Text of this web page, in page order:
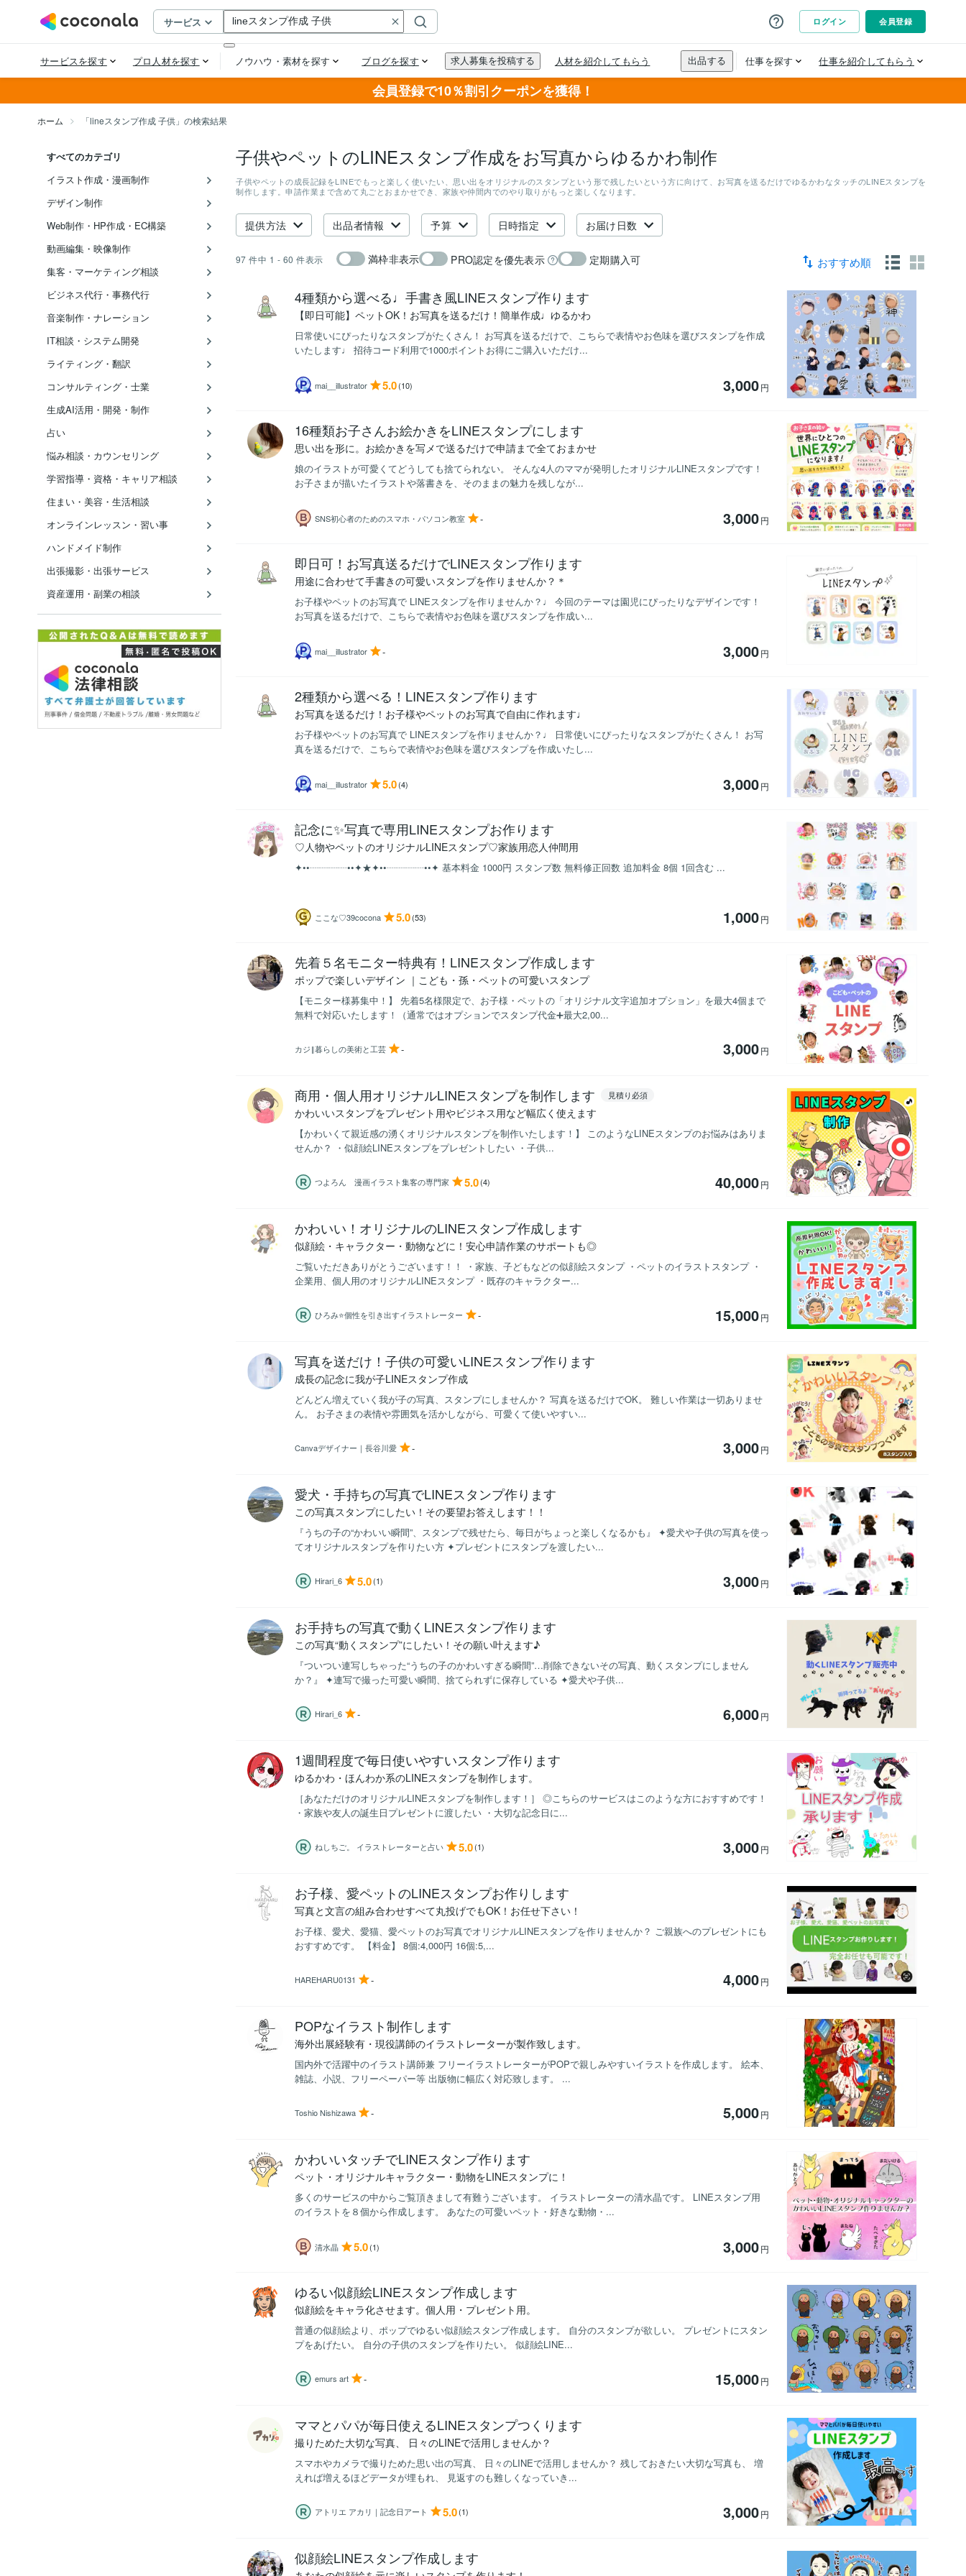
会員登録で10％割引クーポンを獲得！
ホーム 「lineスタンプ作成 子供」の検索結果
すべてのカテゴリ
イラスト作成・漫画制作
デザイン制作
Web制作・HP作成・EC構築
動画編集・映像制作
集客・マーケティング相談
ビジネス代行・事務代行
音楽制作・ナレーション
IT相談・システム開発
ライティング・翻訳
コンサルティング・士業
生成AI活用・開発・制作
占い
悩み相談・カウンセリング
学習指導・資格・キャリア相談
住まい・美容・生活相談
オンラインレッスン・習い事
ハンドメイド制作
出張撮影・出張サービス
資産運用・副業の相談
子供やペットのLINEスタンプ作成をお写真からゆるかわ制作
子供やペットの成長記録をLINEでもっと楽しく使いたい、思い出をオリジナルのスタンプという形で残したいという方に向けて、お写真を送るだけでゆるかわなタッチのLINEスタンプを
制作します。申請作業まで含めて丸ごとおまかせでき、家族や仲間内でのやり取りがもっと楽しくなります。
提供方法 出品者情報 予算 日時指定 お届け日数
97 件中 1 - 60 件表示 満枠非表示 PRO認定を優先表示 定期購入可 おすすめ順
4種類から選べる♩手書き風LINEスタンプ作ります
【即日可能】ペットOK！お写真を送るだけ！簡単作成♩ゆるかわ
日常使いにぴったりなスタンプがたくさん！ お写真を送るだけで、こちらで表情やお色味を選びスタンプを作成
いたします♩ 招待コード利用で1000ポイントお得にご購入いただけ...
mai__illustrator 5.0(10) 3,000円
16種類お子さんお絵かきをLINEスタンプにします
思い出を形に。お絵かきを写メで送るだけで申請まで全ておまかせ
娘のイラストが可愛くてどうしても捨てられない。 そんな4人のママが発明したオリジナルLINEスタンプです！
お子さまが描いたイラストや落書きを、そのままの魅力を残しなが...
SNS初心者のためのスマホ・パソコン教室 - 3,000円
即日可！お写真送るだけでLINEスタンプ作ります
用途に合わせて手書きの可愛いスタンプを作りませんか？＊
お子様やペットのお写真で LINEスタンプを作りませんか？♩ 今回のテーマは園児にぴったりなデザインです！
お写真を送るだけで、こちらで表情やお色味を選びスタンプを作成い...
mai__illustrator - 3,000円
2種類から選べる！LINEスタンプ作ります
お写真を送るだけ！お子様やペットのお写真で自由に作れます♩
お子様やペットのお写真で LINEスタンプを作りませんか？♩ 日常使いにぴったりなスタンプがたくさん！ お写
真を送るだけで、こちらで表情やお色味を選びスタンプを作成いたし...
mai__illustrator 5.0(4) 3,000円
記念に✨写真で専用LINEスタンプお作ります
♡人物やペットのオリジナルLINEスタンプ♡家族用恋人仲間用
✦••┈┈┈┈••✦★✦••┈┈┈┈••✦ 基本料金 1000円 スタンプ数 無料修正回数 追加料金 8個 1回含む ...
ここな♡39cocona 5.0(53) 1,000円
先着５名モニター特典有！LINEスタンプ作成します
ポップで楽しいデザイン ｜こども・孫・ペットの可愛いスタンプ
【モニター様募集中！】 先着5名様限定で、お子様・ペットの「オリジナル文字追加オプション」を最大4個まで
無料で対応いたします！（通常ではオプションでスタンプ代金➕最大2,00...
カジ‖暮らしの美術と工芸 - 3,000円
商用・個人用オリジナルLINEスタンプを制作します 見積り必須
かわいいスタンプをプレゼント用やビジネス用など幅広く使えます
【かわいくて親近感の湧くオリジナルスタンプを制作いたします！】 このようなLINEスタンプのお悩みはありま
せんか？ ・似顔絵LINEスタンプをプレゼントしたい ・子供...
つよろん 漫画イラスト集客の専門家 5.0(4) 40,000円
かわいい！オリジナルのLINEスタンプ作成します
似顔絵・キャラクター・動物などに！安心申請作業のサポートも◎
ご覧いただきありがとうございます！！ ・家族、子どもなどの似顔絵スタンプ ・ペットのイラストスタンプ ・
企業用、個人用のオリジナルLINEスタンプ ・既存のキャラクター...
ひろみ⭐️個性を引き出すイラストレーター - 15,000円
写真を送だけ！子供の可愛いLINEスタンプ作ります
成長の記念に我が子LINEスタンプ作成
どんどん増えていく我が子の写真、スタンプにしませんか？ 写真を送るだけでOK。 難しい作業は一切ありませ
ん。 お子さまの表情や雰囲気を活かしながら、可愛くて使いやすい...
Canvaデザイナー｜長谷川愛 - 3,000円
愛犬・手持ちの写真でLINEスタンプ作ります
この写真スタンプにしたい！その要望お答えします！！
『うちの子の“かわいい瞬間”、スタンプで残せたら、毎日がちょっと楽しくなるかも』 ✦愛犬や子供の写真を使っ
てオリジナルスタンプを作りたい方 ✦プレゼントにスタンプを渡したい...
Hirari_6 5.0(1) 3,000円
お手持ちの写真で動くLINEスタンプ作ります
この写真“動くスタンプ”にしたい！その願い叶えます♪
『ついつい連写しちゃった“うちの子のかわいすぎる瞬間”…削除できないその写真、動くスタンプにしません
か？』 ✦連写で撮った可愛い瞬間、捨てられずに保存している ✦愛犬や子供...
Hirari_6 - 6,000円
1週間程度で毎日使いやすいスタンプ作ります
ゆるかわ・ほんわか系のLINEスタンプを制作します。
［あなただけのオリジナルLINEスタンプを制作します！］ ◎こちらのサービスはこのような方におすすめです！
・家族や友人の誕生日プレゼントに渡したい ・大切な記念日に...
ねしちご。 イラストレーターと占い 5.0(1) 3,000円
お子様、愛ペットのLINEスタンプお作りします
写真と文言の組み合わせすべて丸投げでもOK！お任せ下さい！
お子様、愛犬、愛猫、愛ペットのお写真でオリジナルLINEスタンプを作りませんか？ ご親族へのプレゼントにも
おすすめです。 【料金】 8個:4,000円 16個:5,...
HAREHARU0131 - 4,000円
POPなイラスト制作します
海外出展経験有・現役講師のイラストレーターが製作致します。
国内外で活躍中のイラスト講師兼 フリーイラストレーターがPOPで親しみやすいイラストを作成します。 絵本、
雑誌、小説、フリーペーパー等 出版物に幅広く対応致します。 ...
Toshio Nishizawa - 5,000円
かわいいタッチでLINEスタンプ作ります
ペット・オリジナルキャラクター・動物をLINEスタンプに！
多くのサービスの中からご覧頂きまして有難うございます。 イラストレーターの清水晶です。 LINEスタンプ用
のイラストを８個から作成します。 あなたの可愛いペット・好きな動物・...
清水晶 5.0(1) 3,000円
ゆるい似顔絵LINEスタンプ作成します
似顔絵をキャラ化させます。個人用・プレゼント用。
普通の似顔絵より、ポップでゆるい似顔絵スタンプ作成します。 自分のスタンプが欲しい。 プレゼントにスタン
プをあげたい。 自分の子供のスタンプを作りたい。 似顔絵LINE...
emurs art - 15,000円
ママとパパが毎日使えるLINEスタンプつくります
撮りためた大切な写真、 日々のLINEで活用しませんか？
スマホやカメラで撮りためた思い出の写真、 日々のLINEで活用しませんか？ 残しておきたい大切な写真も、 増
えれば増えるほどデータが埋もれ、 見返すのも難しくなっていき...
アトリエ アカリ｜記念日アート 5.0(1) 3,000円
似顔絵LINEスタンプ作成します